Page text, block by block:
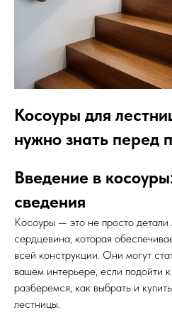
Косоуры для
нужно знать перед
Введение в
сведения
Косоуры — это не просто детали
сердцевина, которая
всей конструкции. Они могут
вашем интерьере, если подойти
разберемся, как выбрать и
лестницы.